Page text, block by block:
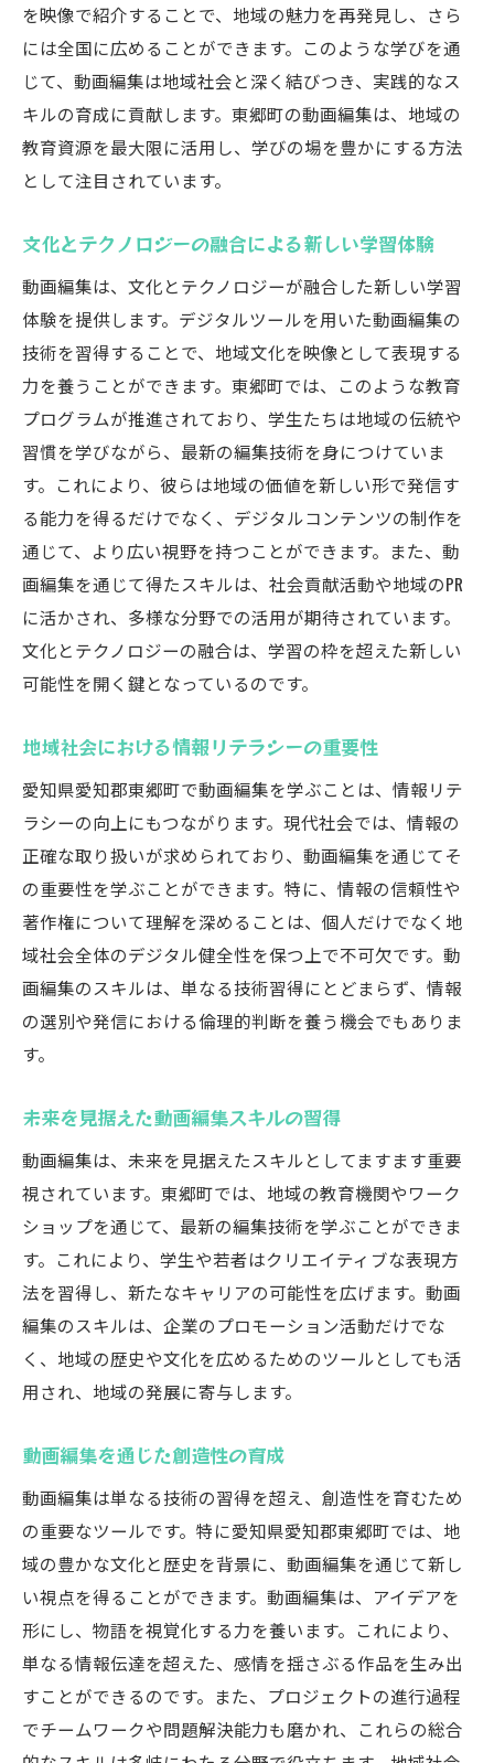
情報の選別と編集技術の融合
データの信頼性を保つための編集技法
情報過多の中での効率的な編集法
動画編集による情報の視覚化と伝達
情報処理能力を高める編集トレーニング
様化
動画編集を通じた社会貢献の方法とは
地域の魅力を発信する動画コンテンツ制作
社会問題を視覚化する動画ドキュメンタリ
ー
動画編集を活用した地域イベントの促進
ボランティア活動と連携した動画制作
環境問題への意識を高める映像作品
教育機関と連携した社会貢献プログラム
愛知県愛知郡東郷町の教育現場での動画編集活
用事例
学校プロジェクトにおける動画編集の役割
教育カリキュラムに組み込まれた動画制作
地域資源を活用した作品制作
動画編集における共同作業の学び
教育現場での最新技術導入事例
動画編集で身につけるべきモラルとは何か
著作権と動画編集の関係性
フェアユースの概念とその適用
偏見を排除する編集の心構え
他者への配慮を反映した編集技術
地域社会と連携した動画編集教育の可能性
地域企業との協働による教育プログラム
地元メディアとのパートナーシップ構築
地域文化をテーマにした動画編集ワークシ
ョップ
地域イベントでの動画編集の実践機会
社会人参加型の教育プログラムの実施
地域活性化を目的とした編集プロジェクト
次世代を担う人材育成の展望
地域産業と連携した新たな教育モデル
動画編集教育がもたらす地域の活性化
デジタル技術進化に応じた教育の最前線
持続可能な教育プログラムの確立
社会の変化に対応した教育の方向性
を映像で紹介することで、地域の魅力を再発見し、さら
には全国に広めることができます。このような学びを通
じて、動画編集は地域社会と深く結びつき、実践的なス
キルの育成に貢献します。東郷町の動画編集は、地域の
教育資源を最大限に活用し、学びの場を豊かにする方法
として注目されています。
文化とテクノロジーの融合による新しい学習体験
動画編集は、文化とテクノロジーが融合した新しい学習
体験を提供します。デジタルツールを用いた動画編集の
技術を習得することで、地域文化を映像として表現する
力を養うことができます。東郷町では、このような教育
プログラムが推進されており、学生たちは地域の伝統や
習慣を学びながら、最新の編集技術を身につけていま
す。これにより、彼らは地域の価値を新しい形で発信す
る能力を得るだけでなく、デジタルコンテンツの制作を
通じて、より広い視野を持つことができます。また、動
画編集を通じて得たスキルは、社会貢献活動や地域のPR
に活かされ、多様な分野での活用が期待されています。
文化とテクノロジーの融合は、学習の枠を超えた新しい
可能性を開く鍵となっているのです。
地域社会における情報リテラシーの重要性
愛知県愛知郡東郷町で動画編集を学ぶことは、情報リテ
ラシーの向上にもつながります。現代社会では、情報の
正確な取り扱いが求められており、動画編集を通じてそ
の重要性を学ぶことができます。特に、情報の信頼性や
著作権について理解を深めることは、個人だけでなく地
域社会全体のデジタル健全性を保つ上で不可欠です。動
画編集のスキルは、単なる技術習得にとどまらず、情報
の選別や発信における倫理的判断を養う機会でもありま
す。
未来を見据えた動画編集スキルの習得
動画編集は、未来を見据えたスキルとしてますます重要
視されています。東郷町では、地域の教育機関やワーク
ショップを通じて、最新の編集技術を学ぶことができま
す。これにより、学生や若者はクリエイティブな表現方
法を習得し、新たなキャリアの可能性を広げます。動画
編集のスキルは、企業のプロモーション活動だけでな
く、地域の歴史や文化を広めるためのツールとしても活
用され、地域の発展に寄与します。
動画編集を通じた創造性の育成
動画編集は単なる技術の習得を超え、創造性を育むため
の重要なツールです。特に愛知県愛知郡東郷町では、地
域の豊かな文化と歴史を背景に、動画編集を通じて新し
い視点を得ることができます。動画編集は、アイデアを
形にし、物語を視覚化する力を養います。これにより、
単なる情報伝達を超えた、感情を揺さぶる作品を生み出
すことができるのです。また、プロジェクトの進行過程
でチームワークや問題解決能力も磨かれ、これらの総合